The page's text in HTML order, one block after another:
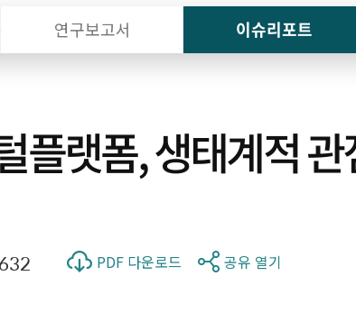
일
연구보고서 이슈리포트
플랫폼, 생태계적
PDF 다운로드 공유 열기